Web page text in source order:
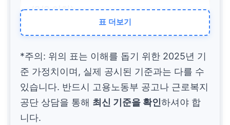
3인 가구
4,500,000원
3,000,000원 이하
표 더보기
*주의: 위의 표는 이해를 돕기 위한 2025년 기
준 가정치이며, 실제 공시된 기준과는 다를 수
있습니다. 반드시 고용노동부 공고나 근로복지
공단 상담을 통해 최신 기준을 확인하셔야 합
니다.